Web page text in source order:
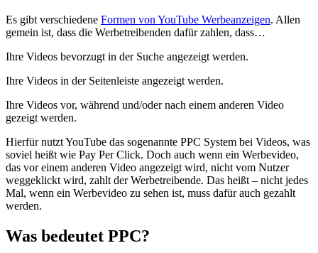
Es gibt verschiedene Formen von YouTube Werbeanzeigen. Allen
gemein ist, dass die Werbetreibenden dafür zahlen, dass…
Ihre Videos bevorzugt in der Suche angezeigt werden.
Ihre Videos in der Seitenleiste angezeigt werden.
Ihre Videos vor, während und/oder nach einem anderen Video
gezeigt werden.
Hierfür nutzt YouTube das sogenannte PPC System bei Videos, was
soviel heißt wie Pay Per Click. Doch auch wenn ein Werbevideo,
das vor einem anderen Video angezeigt wird, nicht vom Nutzer
weggeklickt wird, zahlt der Werbetreibende. Das heißt – nicht jedes
Mal, wenn ein Werbevideo zu sehen ist, muss dafür auch gezahlt
werden.
Was bedeutet PPC?